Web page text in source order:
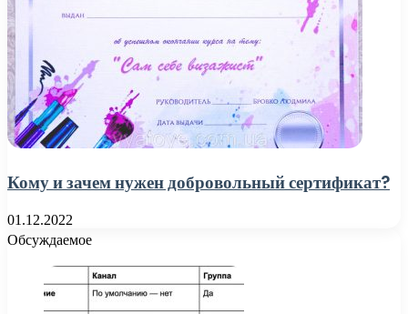
Кому и зачем нужен добровольный сертификат?
01.12.2022
Обсуждаемое